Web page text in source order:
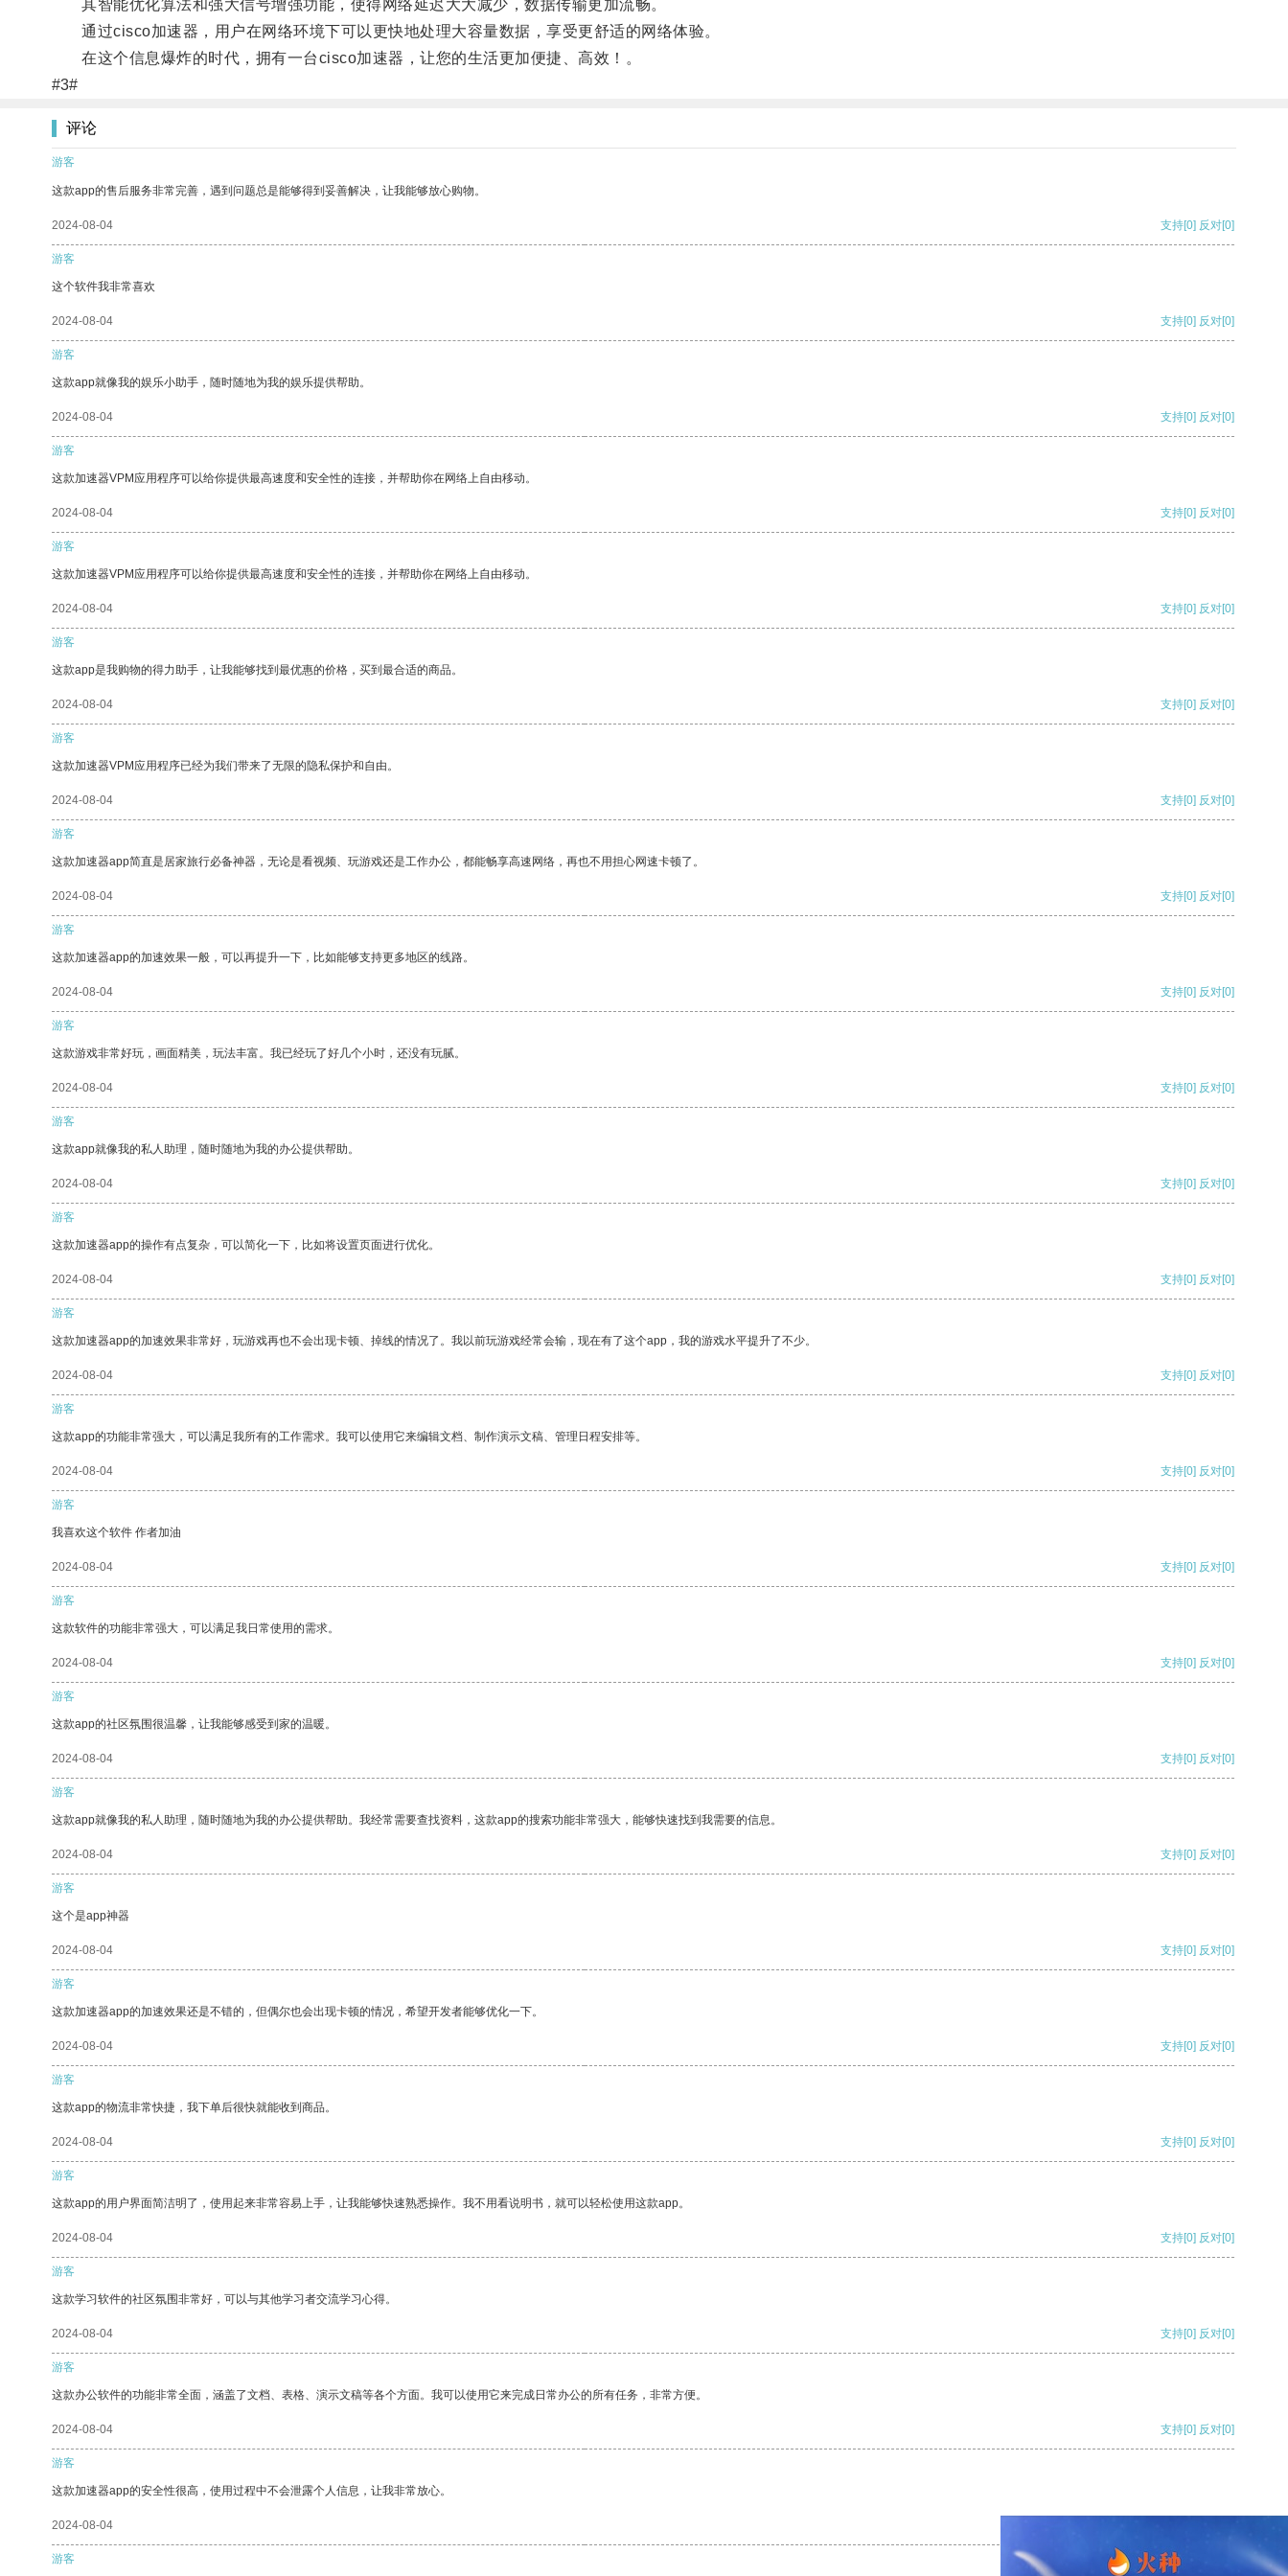
其智能优化算法和强大信号增强功能，使得网络延迟大大减少，数据传输更加流畅。
通过cisco加速器，用户在网络环境下可以更快地处理大容量数据，享受更舒适的网络体验。
在这个信息爆炸的时代，拥有一台cisco加速器，让您的生活更加便捷、高效！。
#3#
评论
游客
这款app的售后服务非常完善，遇到问题总是能够得到妥善解决，让我能够放心购物。
2024-08-04 支持[0] 反对[0]
游客
这个软件我非常喜欢
2024-08-04 支持[0] 反对[0]
游客
这款app就像我的娱乐小助手，随时随地为我的娱乐提供帮助。
2024-08-04 支持[0] 反对[0]
游客
这款加速器VPM应用程序可以给你提供最高速度和安全性的连接，并帮助你在网络上自由移动。
2024-08-04 支持[0] 反对[0]
游客
这款加速器VPM应用程序可以给你提供最高速度和安全性的连接，并帮助你在网络上自由移动。
2024-08-04 支持[0] 反对[0]
游客
这款app是我购物的得力助手，让我能够找到最优惠的价格，买到最合适的商品。
2024-08-04 支持[0] 反对[0]
游客
这款加速器VPM应用程序已经为我们带来了无限的隐私保护和自由。
2024-08-04 支持[0] 反对[0]
游客
这款加速器app简直是居家旅行必备神器，无论是看视频、玩游戏还是工作办公，都能畅享高速网络，再也不用担心网速卡顿了。
2024-08-04 支持[0] 反对[0]
游客
这款加速器app的加速效果一般，可以再提升一下，比如能够支持更多地区的线路。
2024-08-04 支持[0] 反对[0]
游客
这款游戏非常好玩，画面精美，玩法丰富。我已经玩了好几个小时，还没有玩腻。
2024-08-04 支持[0] 反对[0]
游客
这款app就像我的私人助理，随时随地为我的办公提供帮助。
2024-08-04 支持[0] 反对[0]
游客
这款加速器app的操作有点复杂，可以简化一下，比如将设置页面进行优化。
2024-08-04 支持[0] 反对[0]
游客
这款加速器app的加速效果非常好，玩游戏再也不会出现卡顿、掉线的情况了。我以前玩游戏经常会输，现在有了这个app，我的游戏水平提升了不少。
2024-08-04 支持[0] 反对[0]
游客
这款app的功能非常强大，可以满足我所有的工作需求。我可以使用它来编辑文档、制作演示文稿、管理日程安排等。
2024-08-04 支持[0] 反对[0]
游客
我喜欢这个软件 作者加油
2024-08-04 支持[0] 反对[0]
游客
这款软件的功能非常强大，可以满足我日常使用的需求。
2024-08-04 支持[0] 反对[0]
游客
这款app的社区氛围很温馨，让我能够感受到家的温暖。
2024-08-04 支持[0] 反对[0]
游客
这款app就像我的私人助理，随时随地为我的办公提供帮助。我经常需要查找资料，这款app的搜索功能非常强大，能够快速找到我需要的信息。
2024-08-04 支持[0] 反对[0]
游客
这个是app神器
2024-08-04 支持[0] 反对[0]
游客
这款加速器app的加速效果还是不错的，但偶尔也会出现卡顿的情况，希望开发者能够优化一下。
2024-08-04 支持[0] 反对[0]
游客
这款app的物流非常快捷，我下单后很快就能收到商品。
2024-08-04 支持[0] 反对[0]
游客
这款app的用户界面简洁明了，使用起来非常容易上手，让我能够快速熟悉操作。我不用看说明书，就可以轻松使用这款app。
2024-08-04 支持[0] 反对[0]
游客
这款学习软件的社区氛围非常好，可以与其他学习者交流学习心得。
2024-08-04 支持[0] 反对[0]
游客
这款办公软件的功能非常全面，涵盖了文档、表格、演示文稿等各个方面。我可以使用它来完成日常办公的所有任务，非常方便。
2024-08-04 支持[0] 反对[0]
游客
这款加速器app的安全性很高，使用过程中不会泄露个人信息，让我非常放心。
2024-08-04
游客